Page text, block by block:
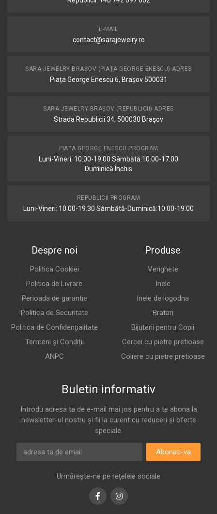
E-MAIL
contact@sarajewelry.ro
SARA JEWELRY BRAȘOV (PIAȚA GEORGE ENESCU) ADRES
Piața George Enescu 6, Brașov 500031
SARA JEWELRY BRAȘOV (REPUBLICII) ADRES
Strada Republicii 34, 500030 Brașov
PIAȚA GEORGE ENESCU PROGRAM
Luni-Vineri: 10.00-19.00 Sâmbătă:10.00-17.00
Duminică:Închis
REPUBLICII PROGRAM
Luni-Vineri: 10.00-19.30 Sâmbătă-Duminică:10.00-19.00
Despre noi
Politica Cookiei
Politica de Livrare
Perioada de garantie
Politica de Securitate
Politica de Confidențialitate
Termeni și Condiții
ANPC
Produse
Verighete
Inele
Inele de logodna
Bratari
Bijuterii pentru Copii
Cercei cu pietre pretioase
Coliere cu pietre pretioase
Buletin informativ
Introdu adresa ta de e-mail mai jos pentru a te abona la
newsletter-ul nostru și fii la curent cu reduceri și oferte
speciale.
Abonati-va
Urmărește-ne pe rețelele sociale
FacebookInstagram